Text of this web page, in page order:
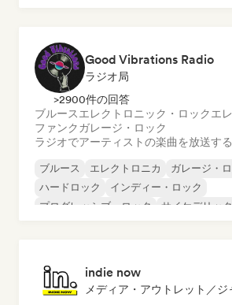
Good Vibrations Radio
ラジオ局
>2900件の回答
ブルースエレクトロニック・ロックエ
ファンクガレージ・ロック
ラジオでアーティストの楽曲を放送する
ブルース エレクトロニカ
ガレージ・
ハードロック
インディー・ロック
プログレッシブ・ロック
サイケデリッ
indie now
メディア・アウトレット／ジ